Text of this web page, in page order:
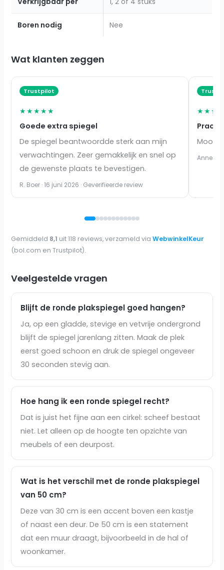
Boren nodig Nee
Wat klanten zeggen
Trustpilot
★★★★★
Goede extra spiegel
De spiegel beantwoordde sterk aan mijn
verwachtingen. Zeer gemakkelijk en snel op
de gewenste plaats te bevestigen.
R. Boer · 16 juni 2026 · Geverifieerde review
Mooie
Anne
Gemiddeld 8,1 uit 118 reviews, verzameld viaWebwinkelKeur
(bol.com en Trustpilot).
Veelgestelde vragen
Blijft de ronde plakspiegel goed hangen?
Ja, op een gladde, stevige en vetvrije ondergrond
blijft de spiegel jarenlang zitten. Maak de plek
eerst goed schoon en druk de spiegel ongeveer
30 seconden stevig aan.
Hoe hang ik een ronde spiegel recht?
Dat is juist het fijne aan een cirkel: scheef bestaat
niet. Let alleen op de hoogte ten opzichte van
meubels of een deurpost.
Wat is het verschil met de ronde plakspiegel
van 50 cm?
Deze van 30 cm is een accent boven een kastje
of naast een deur. De 50 cm is een statement
dat een muur draagt, bijvoorbeeld in de hal of
woonkamer.